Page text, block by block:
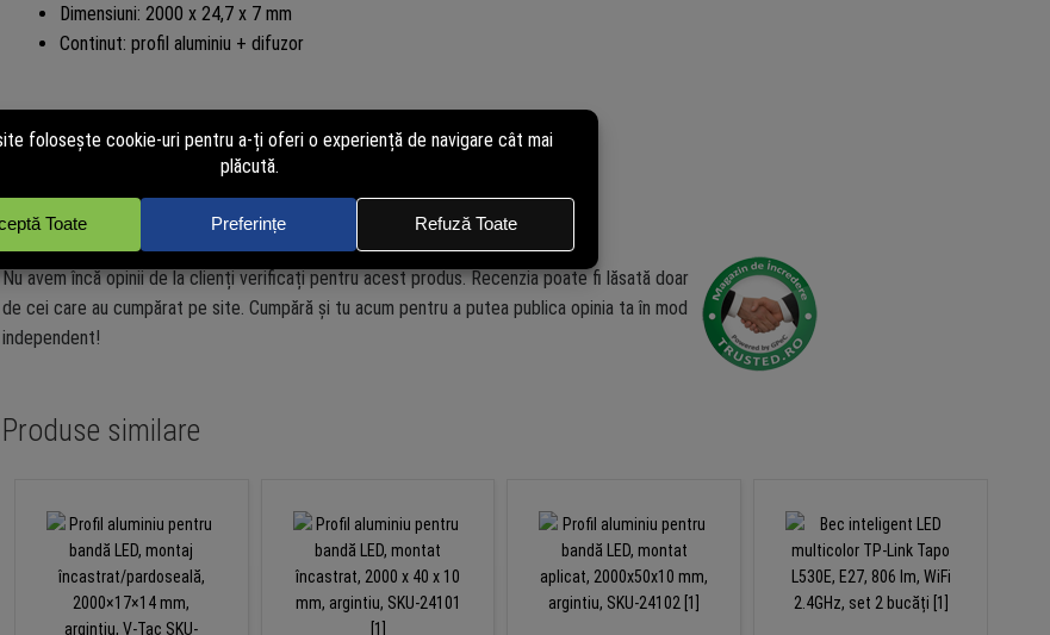
Dimensiuni: 2000 x 24,7 x 7 mm
Continut: profil aluminiu + difuzor
Recenzii verificate
powered by
Nu avem încă opinii de la clienți verificați pentru acest produs. Recenzia poate fi lăsată doar
de cei care au cumpărat pe site. Cumpără și tu acum pentru a putea publica opinia ta în mod
independent!
Produse similare